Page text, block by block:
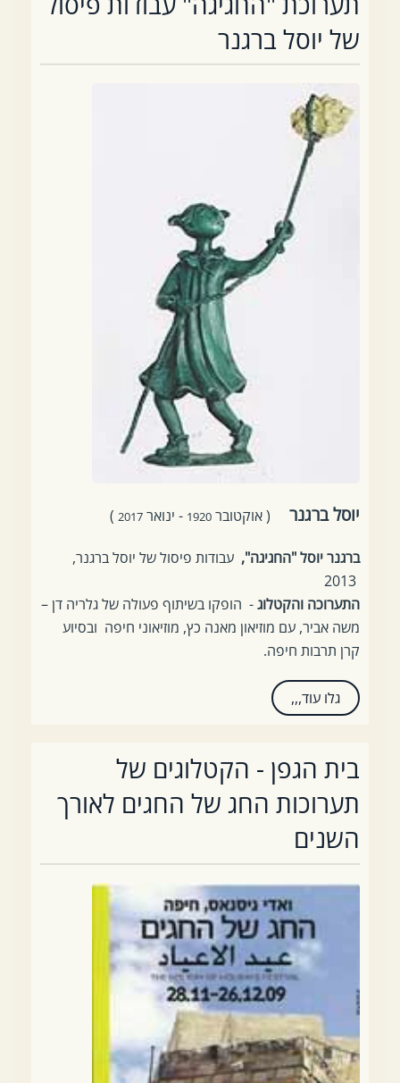
של יוסל ברגנר
יוסל ברגנר ( אוקטובר 1920 - ינואר 2017
)
ברגנר יוסל "החגיגה," עבודות פיסול של יוסל ברגנר,
התערוכה והקטלוג- הופקו בשיתוף פעולה של גלריה דן –
משה אביר, עם מוזיאון מאנה כץ, מוזיאוני חיפה ובסיוע
קרן תרבות חיפה.
גלו עוד,,,
בית הגפן - הקטלוגים של
תערוכות החג של החגים לאורך
השנים